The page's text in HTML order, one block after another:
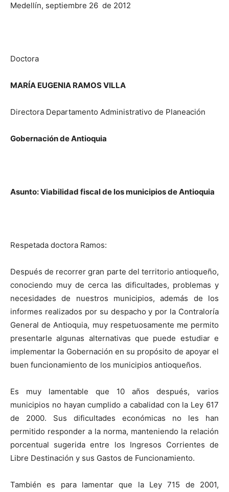
Medellín, septiembre 26 de 2012
Doctora
MARÍA EUGENIA RAMOS VILLA
Directora Departamento Administrativo de Planeación
Gobernación de Antioquia
Asunto: Viabilidad fiscal de los municipios de Antioquia
Respetada doctora Ramos:
Después de recorrer gran parte del territorio antioqueño,
conociendo muy de cerca las dificultades, problemas y
necesidades de nuestros municipios, además de los
informes realizados por su despacho y por la Contraloría
General de Antioquia, muy respetuosamente me permito
presentarle algunas alternativas que puede estudiar e
implementar la Gobernación en su propósito de apoyar el
buen funcionamiento de los municipios antioqueños.
Es muy lamentable que 10 años después, varios
municipios no hayan cumplido a cabalidad con la Ley 617
de 2000. Sus dificultades económicas no les han
permitido responder a la norma, manteniendo la relación
porcentual sugerida entre los Ingresos Corrientes de
Libre Destinación y sus Gastos de Funcionamiento.
También es para lamentar que la Ley 715 de 2001,